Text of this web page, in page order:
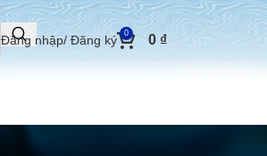
Đăng nhập/ Đăng ký 0 0 ₫